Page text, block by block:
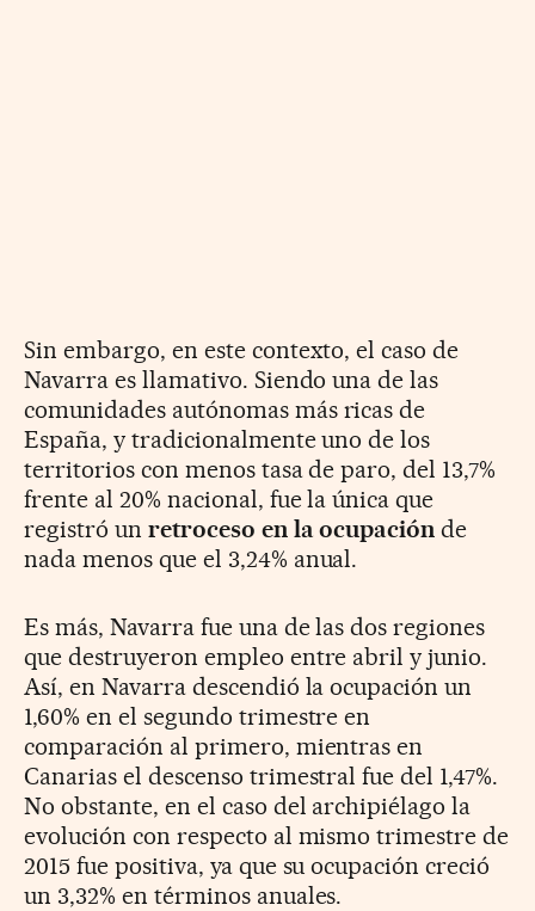
Sin embargo, en este contexto, el caso de
Navarra es llamativo. Siendo una de las
comunidades autónomas más ricas de
España, y tradicionalmente uno de los
territorios con menos tasa de paro, del 13,7%
frente al 20% nacional, fue la única que
registró un retroceso en la ocupación de
nada menos que el 3,24% anual.
Es más, Navarra fue una de las dos regiones
que destruyeron empleo entre abril y junio.
Así, en Navarra descendió la ocupación un
1,60% en el segundo trimestre en
comparación al primero, mientras en
Canarias el descenso trimestral fue del 1,47%.
No obstante, en el caso del archipiélago la
evolución con respecto al mismo trimestre de
2015 fue positiva, ya que su ocupación creció
un 3,32% en términos anuales.